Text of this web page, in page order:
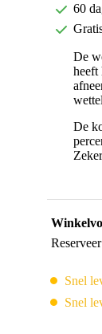
60
De
heeft
De
Snel
Snel